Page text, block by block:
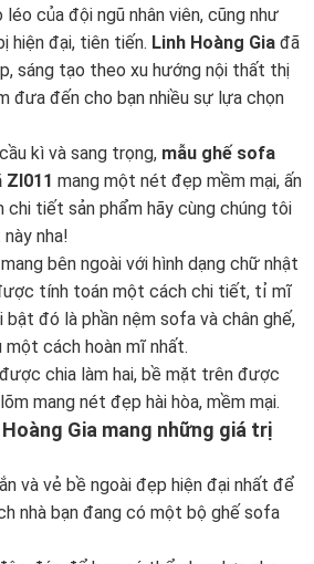
của đội ngũ nhân viên, cũng như
hiện đại, tiên tiến. Linh Hoàng Gia đã
sáng tạo theo xu hướng nội thất thị
đưa đến cho bạn nhiều sự lựa chọn
kì và sang trọng, mẫu ghế sofa
mang một nét đẹp mềm mại, ấn
tiết sản phẩm hãy cùng chúng tôi
nha!
bên ngoài với hình dạng chữ nhật
tính toán một cách chi tiết, tỉ mĩ
đó là phần nệm sofa và chân ghế,
cách hoàn mĩ nhất.
chia làm hai, bề mặt trên được
mang nét đẹp hài hòa, mềm mại.
Gia mang những giá trị
và vẻ bề ngoài đẹp hiện đại nhất để
nhà bạn đang có một bộ ghế sofa